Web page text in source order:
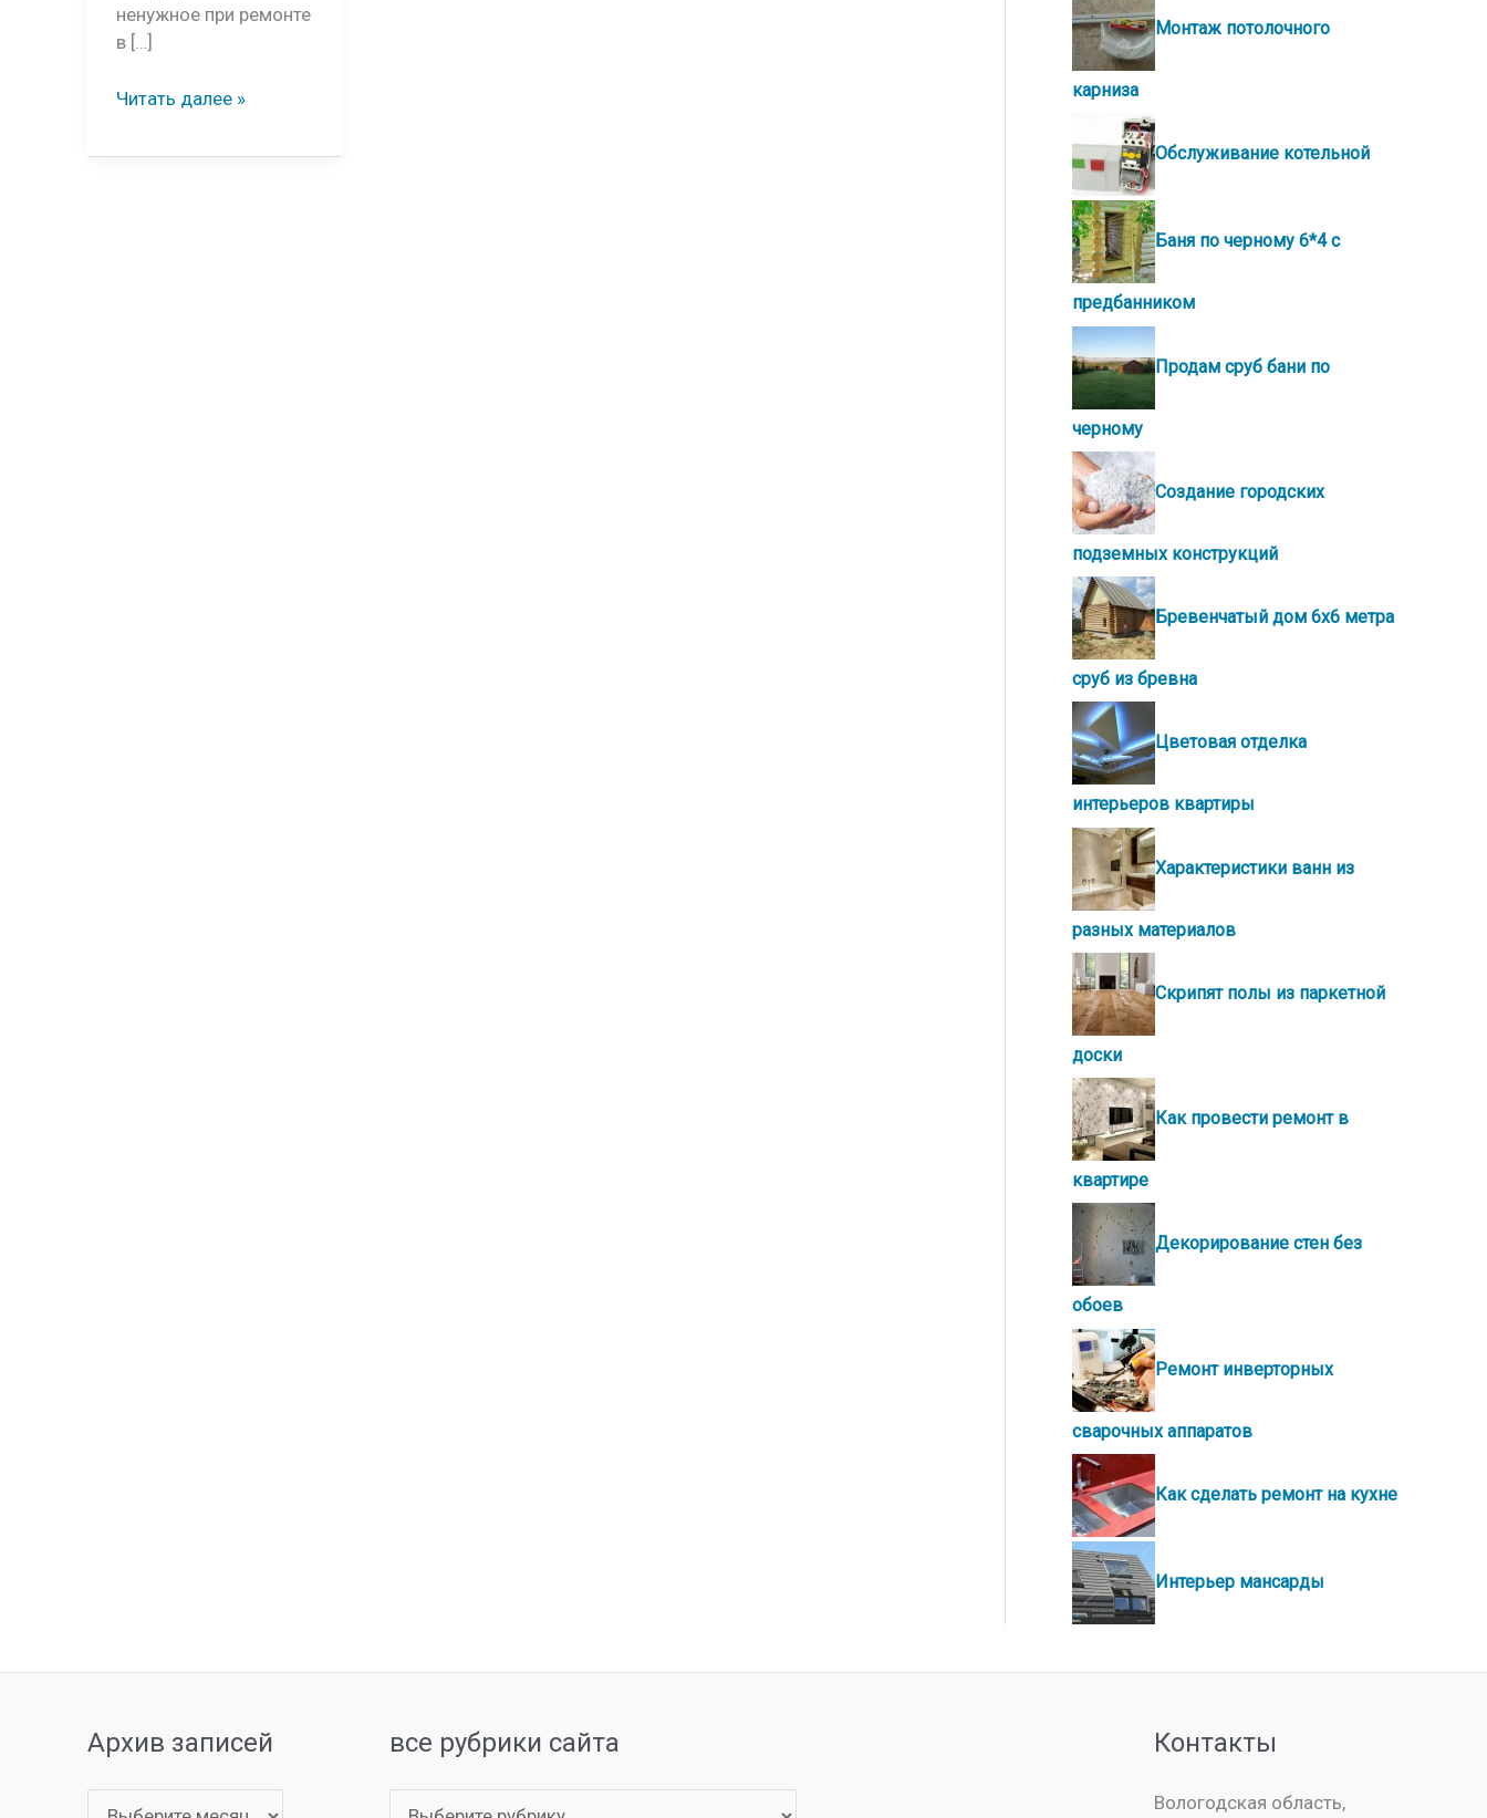
ненужное при ремонте
в […]
Как
мебель
Читать далее »
Монтаж потолочного
карниза
Обслуживание котельной
Баня по черному 6*4 с
предбанником
Продам сруб бани по
черному
Создание городских
подземных конструкций
Бревенчатый дом 6х6 метра
сруб из бревна
Цветовая отделка
интерьеров квартиры
Характеристики ванн из
разных материалов
Скрипят полы из паркетной
доски
Как провести ремонт в
квартире
Декорирование стен без
обоев
Ремонт инверторных
сварочных аппаратов
Как сделать ремонт на кухне
Интерьер мансарды
Архив записей все рубрики сайта Контакты
Вологодская область,